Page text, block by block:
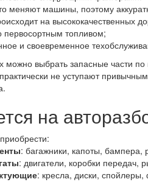
меняют машины, поэтому
на высококачественных
первосортным топливом;
и своевременное
можно выбрать запасные части
не уступают
на
: багажники, капоты, бампера,
: двигатели, коробки передач,
: кресла, диски,